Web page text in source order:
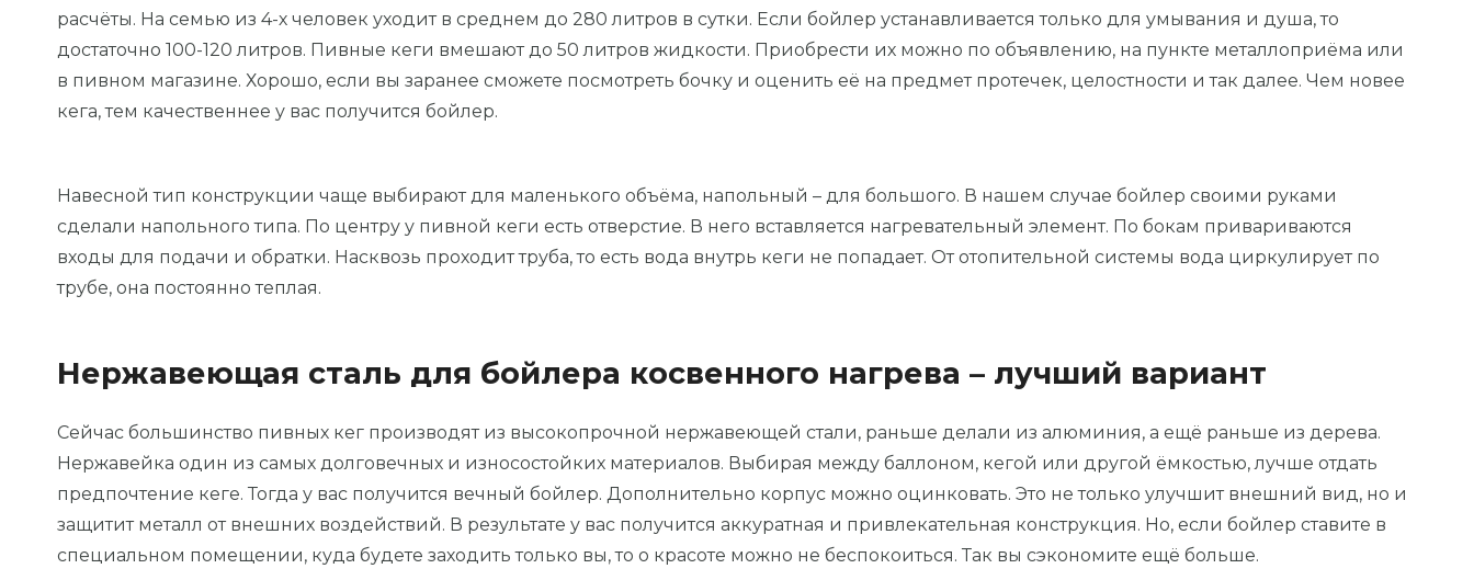
расчёты. На семью из 4-х человек уходит в среднем до 280 литров в сутки. Если бойлер устанавливается только для умывания и душа, то
достаточно 100-120 литров. Пивные кеги вмешают до 50 литров жидкости. Приобрести их можно по объявлению, на пункте металлоприёма или
в пивном магазине. Хорошо, если вы заранее сможете посмотреть бочку и оценить её на предмет протечек, целостности и так далее. Чем новее
кега, тем качественнее у вас получится бойлер.
Навесной тип конструкции чаще выбирают для маленького объёма, напольный – для большого. В нашем случае бойлер своими руками
сделали напольного типа. По центру у пивной кеги есть отверстие. В него вставляется нагревательный элемент. По бокам привариваются
входы для подачи и обратки. Насквозь проходит труба, то есть вода внутрь кеги не попадает. От отопительной системы вода циркулирует по
трубе, она постоянно теплая.
Нержавеющая сталь для бойлера косвенного нагрева – лучший вариант
Сейчас большинство пивных кег производят из высокопрочной нержавеющей стали, раньше делали из алюминия, а ещё раньше из дерева.
Нержавейка один из самых долговечных и износостойких материалов. Выбирая между баллоном, кегой или другой ёмкостью, лучше отдать
предпочтение кеге. Тогда у вас получится вечный бойлер. Дополнительно корпус можно оцинковать. Это не только улучшит внешний вид, но и
защитит металл от внешних воздействий. В результате у вас получится аккуратная и привлекательная конструкция. Но, если бойлер ставите в
специальном помещении, куда будете заходить только вы, то о красоте можно не беспокоиться. Так вы сэкономите ещё больше.